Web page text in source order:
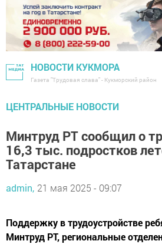
НОВОСТИ КУКМОРА
Газета "Трудовая слава" - Кукморский район
ЦЕНТРАЛЬНЫЕ НОВОСТИ
Минтруд РТ сообщил о
16,3 тыс. подростков
Татарстане
admin, 21 мая 2025 - 09:07
Поддержку в трудоустройстве
Минтруд РТ, региональные